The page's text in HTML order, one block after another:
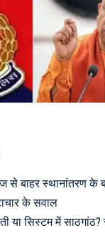
बाहर स्थानांतरण के
के सवाल
या सिस्टम में साठगांठ?